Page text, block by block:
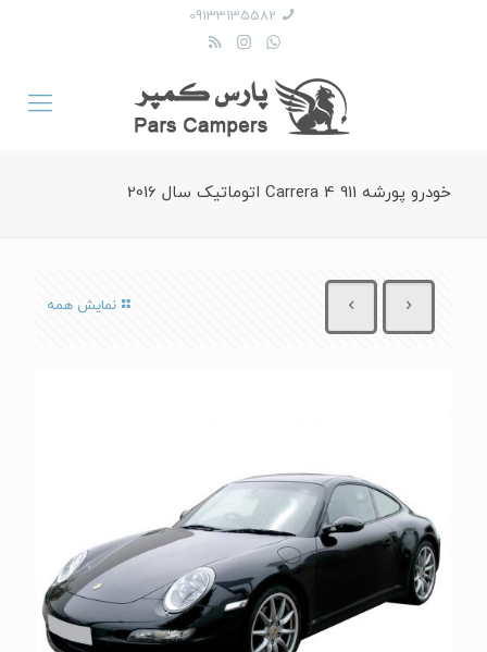
09133135582
خودرو پورشه 911 Carrera 4 اتوماتیک سال 2016
نمایش همه